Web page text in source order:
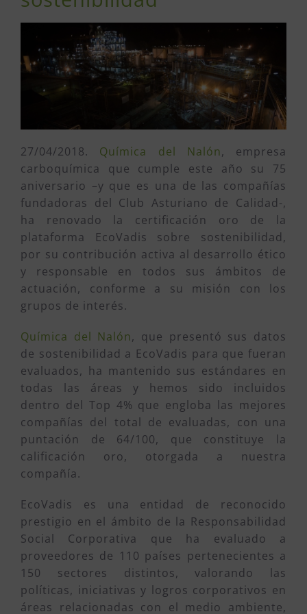
27/04/2018. Química del Nalón, empresa
carboquímica que cumple este año su 75
aniversario –y que es una de las compañías
fundadoras del Club Asturiano de Calidad-,
ha renovado la certificación oro de la
plataforma EcoVadis sobre sostenibilidad,
por su contribución activa al desarrollo ético
y responsable en todos sus ámbitos de
actuación, conforme a su misión con los
grupos de interés.
Química del Nalón, que presentó sus datos
de sostenibilidad a EcoVadis para que fueran
evaluados, ha mantenido sus estándares en
todas las áreas y hemos sido incluidos
dentro del Top 4% que engloba las mejores
compañías del total de evaluadas, con una
puntación de 64/100, que constituye la
calificación oro, otorgada a nuestra
compañía.
EcoVadis es una entidad de reconocido
prestigio en el ámbito de la Responsabilidad
Social Corporativa que ha evaluado a
proveedores de 110 países pertenecientes a
150 sectores distintos, valorando las
políticas, iniciativas y logros corporativos en
áreas relacionadas con el medio ambiente,